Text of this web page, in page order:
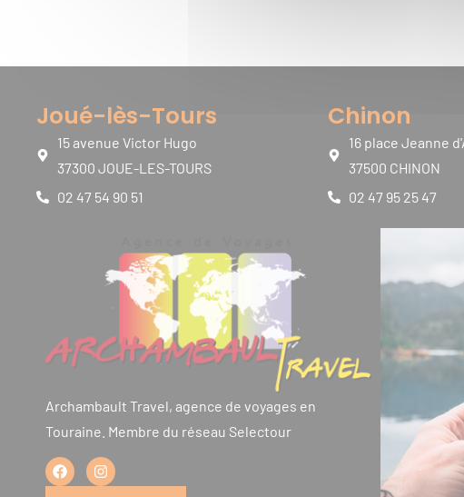
Joué-lès-Tours
15 avenue Victor Hugo
37300 JOUE-LES-TOURS
02 47 54 90 51
Chinon
16 place Jeanne
37500 CHINON
02 47 95 25 47
Archambault Travel, agence de voyages en
Touraine. Membre du réseau Selectour